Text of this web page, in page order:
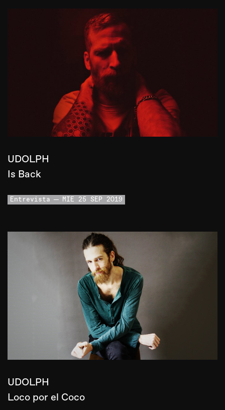
UDOLPH
Is Back
Entrevista MIE 25 SEP 2019
UDOLPH
Loco por el Coco